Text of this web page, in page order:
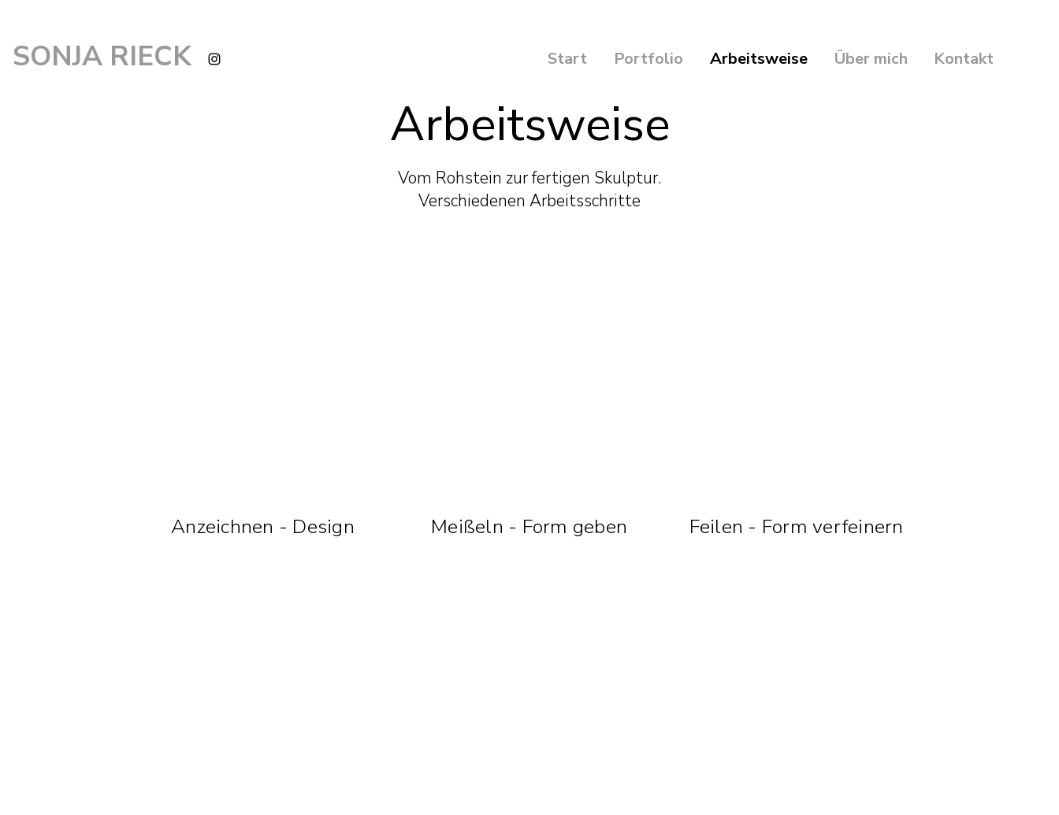
SONJA RIECK Start Portfolio Arbeitsweise Über mich Kontakt
Arbeitsweise
Vom Rohstein zur fertigen Skulptur.
Verschiedenen Arbeitsschritte
Anzeichnen - Design Meißeln - Form geben Feilen - Form verfeinern